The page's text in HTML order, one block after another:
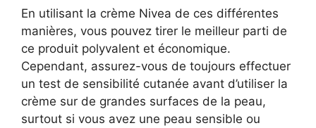
En utilisant la crème Nivea de ces différentes
manières, vous pouvez tirer le meilleur parti de
ce produit polyvalent et économique.
Cependant, assurez-vous de toujours effectuer
un test de sensibilité cutanée avant d’utiliser la
crème sur de grandes surfaces de la peau,
surtout si vous avez une peau sensible ou